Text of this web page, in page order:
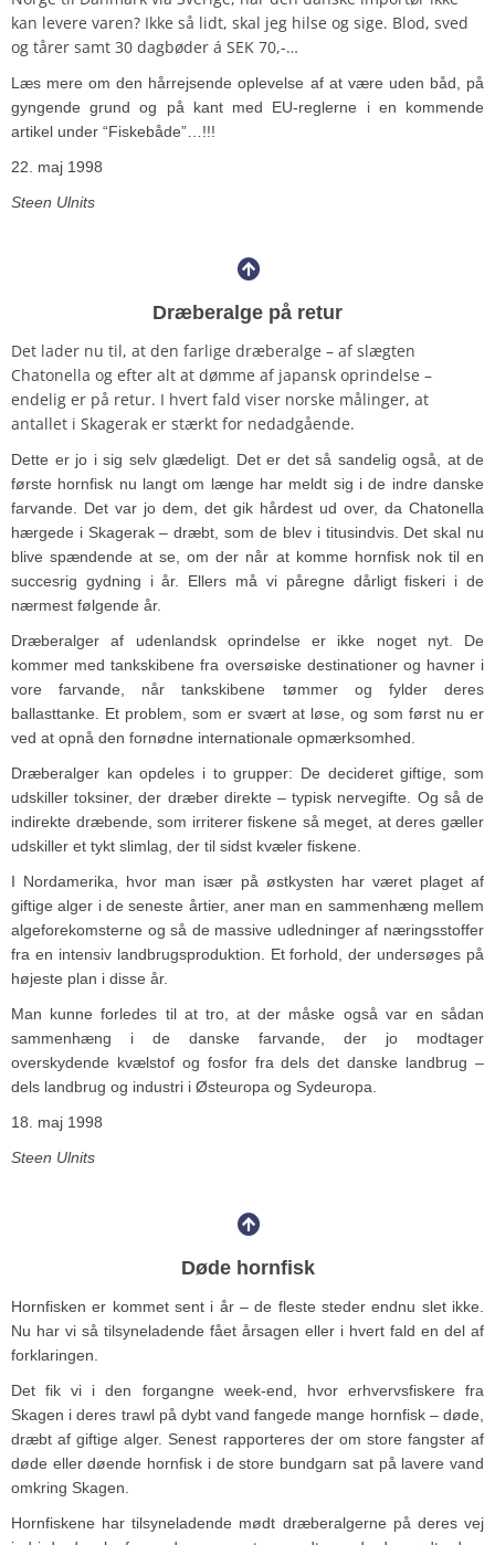
kan levere varen? Ikke så lidt, skal jeg hilse og sige. Blod, sved
og tårer samt 30 dagbøder á SEK 70,-…
Læs mere om den hårrejsende oplevelse af at være uden båd, på
gyngende grund og på kant med EU-reglerne i en kommende
artikel under “Fiskebåde”…!!!
22. maj 1998
Steen Ulnits
Dræberalge på retur
Det lader nu til, at den farlige dræberalge – af slægten
Chatonella og efter alt at dømme af japansk oprindelse –
endelig er på retur. I hvert fald viser norske målinger, at
antallet i Skagerak er stærkt for nedadgående.
Dette er jo i sig selv glædeligt. Det er det så sandelig også, at de
første hornfisk nu langt om længe har meldt sig i de indre danske
farvande. Det var jo dem, det gik hårdest ud over, da Chatonella
hærgede i Skagerak – dræbt, som de blev i titusindvis. Det skal nu
blive spændende at se, om der når at komme hornfisk nok til en
succesrig gydning i år. Ellers må vi påregne dårligt fiskeri i de
nærmest følgende år.
Dræberalger af udenlandsk oprindelse er ikke noget nyt. De
kommer med tankskibene fra oversøiske destinationer og havner i
vore farvande, når tankskibene tømmer og fylder deres
ballasttanke. Et problem, som er svært at løse, og som først nu er
ved at opnå den fornødne internationale opmærksomhed.
Dræberalger kan opdeles i to grupper: De decideret giftige, som
udskiller toksiner, der dræber direkte – typisk nervegifte. Og så de
indirekte dræbende, som irriterer fiskene så meget, at deres gæller
udskiller et tykt slimlag, der til sidst kvæler fiskene.
I Nordamerika, hvor man især på østkysten har været plaget af
giftige alger i de seneste årtier, aner man en sammenhæng mellem
algeforekomsterne og så de massive udledninger af næringsstoffer
fra en intensiv landbrugsproduktion. Et forhold, der undersøges på
højeste plan i disse år.
Man kunne forledes til at tro, at der måske også var en sådan
sammenhæng i de danske farvande, der jo modtager
overskydende kvælstof og fosfor fra dels det danske landbrug –
dels landbrug og industri i Østeuropa og Sydeuropa.
18. maj 1998
Steen Ulnits
Døde hornfisk
Hornfisken er kommet sent i år – de fleste steder endnu slet ikke.
Nu har vi så tilsyneladende fået årsagen eller i hvert fald en del af
forklaringen.
Det fik vi i den forgangne week-end, hvor erhvervsfiskere fra
Skagen i deres trawl på dybt vand fangede mange hornfisk – døde,
dræbt af giftige alger. Senest rapporteres der om store fangster af
døde eller døende hornfisk i de store bundgarn sat på lavere vand
omkring Skagen.
Hornfiskene har tilsyneladende mødt dræberalgerne på deres vej